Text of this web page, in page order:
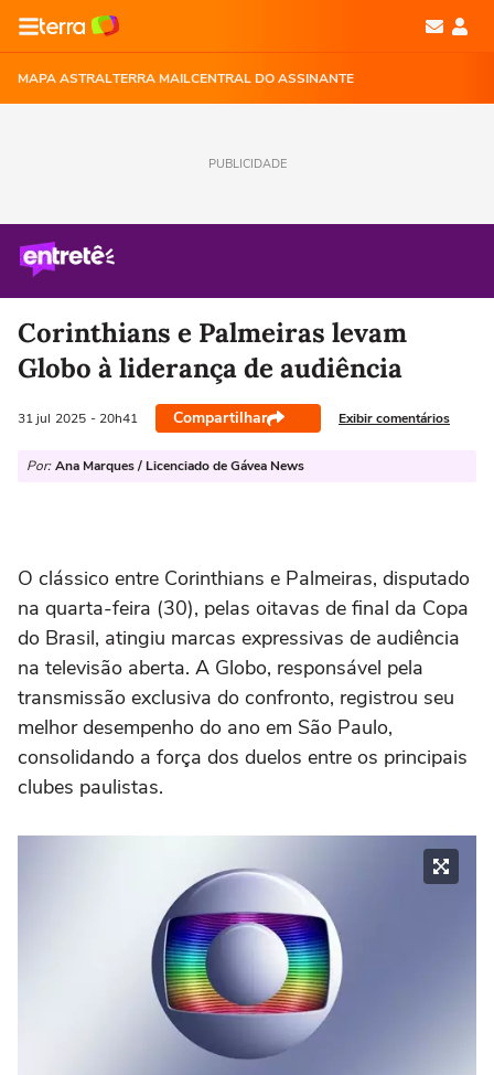
MAPA ASTRALTERRA MAILCENTRAL DO ASSINANTE
PUBLICIDADE
Corinthians e Palmeiras levam
Globo à liderança de audiência
31 jul 2025 - 20h41 Compartilhar Exibir comentários
Por: Ana Marques / Licenciado de Gávea News
O clássico entre Corinthians e Palmeiras, disputado
na quarta-feira (30), pelas oitavas de final da Copa
do Brasil, atingiu marcas expressivas de audiência
na televisão aberta. A Globo, responsável pela
transmissão exclusiva do confronto, registrou seu
melhor desempenho do ano em São Paulo,
consolidando a força dos duelos entre os principais
clubes paulistas.